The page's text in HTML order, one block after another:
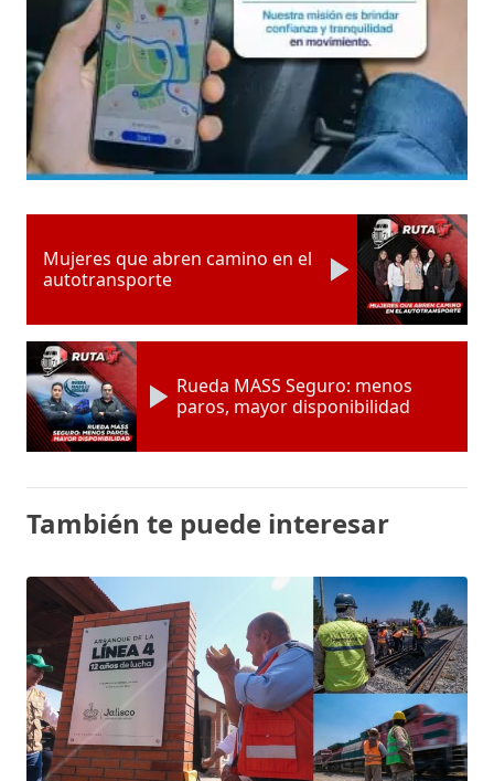
Mujeres que abren camino en el
autotransporte
Rueda MASS Seguro: menos
paros, mayor disponibilidad
También te puede interesar